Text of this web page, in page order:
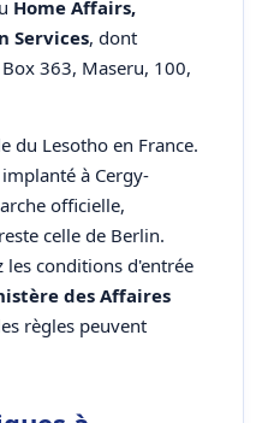
Home Affairs,
Services, dont
Box 363, Maseru, 100,
du Lesotho en France.
à Cergy-
officielle,
celle de Berlin.
conditions d'entrée
des Affaires
règles peuvent